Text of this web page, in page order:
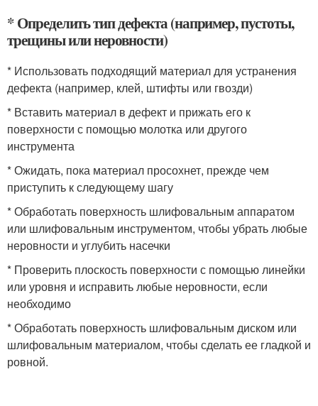
* Определить тип дефекта (например, пустоты,
трещины или неровности)
* Использовать подходящий материал для устранения
дефекта (например, клей, штифты или гвозди)
* Вставить материал в дефект и прижать его к
поверхности с помощью молотка или другого
инструмента
* Ожидать, пока материал просохнет, прежде чем
приступить к следующему шагу
* Обработать поверхность шлифовальным аппаратом
или шлифовальным инструментом, чтобы убрать любые
неровности и углубить насечки
* Проверить плоскость поверхности с помощью линейки
или уровня и исправить любые неровности, если
необходимо
* Обработать поверхность шлифовальным диском или
шлифовальным материалом, чтобы сделать ее гладкой и
ровной.